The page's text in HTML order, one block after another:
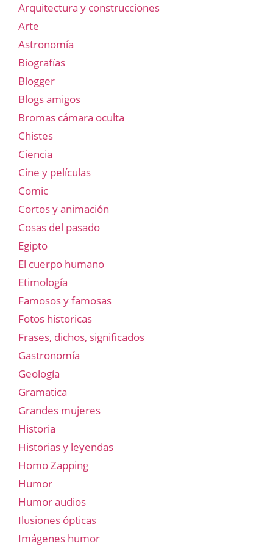
Arquitectura y construcciones
Arte
Astronomía
Biografías
Blogger
Blogs amigos
Bromas cámara oculta
Chistes
Ciencia
Cine y películas
Comic
Cortos y animación
Cosas del pasado
Egipto
El cuerpo humano
Etimología
Famosos y famosas
Fotos historicas
Frases, dichos, significados
Gastronomía
Geología
Gramatica
Grandes mujeres
Historia
Historias y leyendas
Homo Zapping
Humor
Humor audios
Ilusiones ópticas
Imágenes humor